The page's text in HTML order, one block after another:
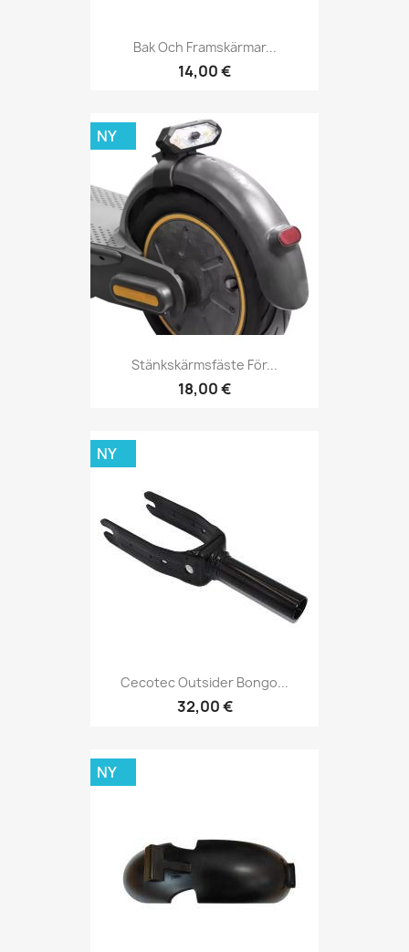
Bak Och Framskärmar...
14,00 €
Stänkskärmsfäste För...
18,00 €
NY
Cecotec Outsider Bongo...
32,00 €
NY
NY